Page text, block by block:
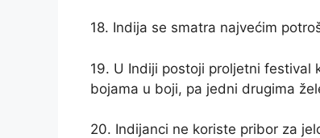
18. Indija se smatra najvećim
19. U Indiji postoji proljetni festival
bojama u boji, pa jedni drugima
20. Indijanci ne koriste pribor za